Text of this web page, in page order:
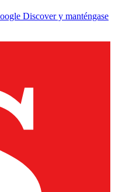
Discover y manténgase